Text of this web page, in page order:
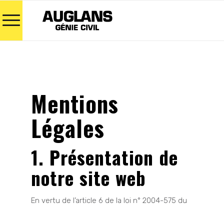
Mentions
Légales
1. Présentation de
notre site web
En vertu de l’article 6 de la loi n° 2004-575 du